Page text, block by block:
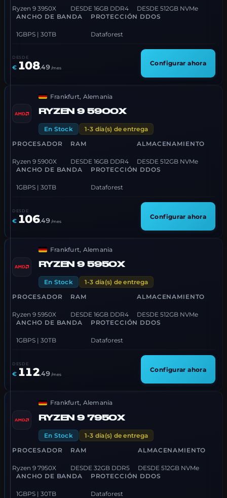
Ryzen 9 3950X DESDE 16GB DDR4
DESDE 512GB NVMe
ANCHO DE BANDA
1GBPS | 30TB
PROTECCIÓN DDOS
Dataforest
DESDE
€ 108.49 /mes
Configurar ahora
Frankfurt, Alemania
RYZEN 9 5900X
En Stock
1-3 día(s) de entrega
PROCESADOR
Ryzen 9 5900X
RAM
DESDE 16GB DDR4
ALMACENAMIENTO
DESDE 512GB NVMe
ANCHO DE BANDA
1GBPS | 30TB
PROTECCIÓN DDOS
Dataforest
DESDE
€ 106.49 /mes
Configurar ahora
Frankfurt, Alemania
RYZEN 9 5950X
En Stock
1-3 día(s) de entrega
PROCESADOR
Ryzen 9 5950X
RAM
DESDE 16GB DDR4
ALMACENAMIENTO
DESDE 512GB NVMe
ANCHO DE BANDA
1GBPS | 30TB
PROTECCIÓN DDOS
Dataforest
DESDE
€ 112.49 /mes
Configurar ahora
Frankfurt, Alemania
RYZEN 9 7950X
En Stock
1-3 día(s) de entrega
PROCESADOR
Ryzen 9 7950X
RAM
DESDE 32GB DDR5
ALMACENAMIENTO
DESDE 512GB NVMe
ANCHO DE BANDA
1GBPS | 30TB
PROTECCIÓN DDOS
Dataforest